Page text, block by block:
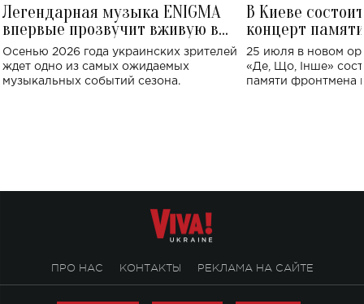
Легендарная музыка ENIGMA
впервые прозвучит вживую в
Украине: где состоится концерт
Осенью 2026 года украинских зрителей
ждет одно из самых ожидаемых
музыкальных событий сезона.
В Киеве
концерт
Клименко:
исполнят песни
25 июля в новом
«Де, Що, Інше»
памяти фронтмена
ПРО НАС КОНТАКТЫ РЕКЛАМА НА САЙТЕ